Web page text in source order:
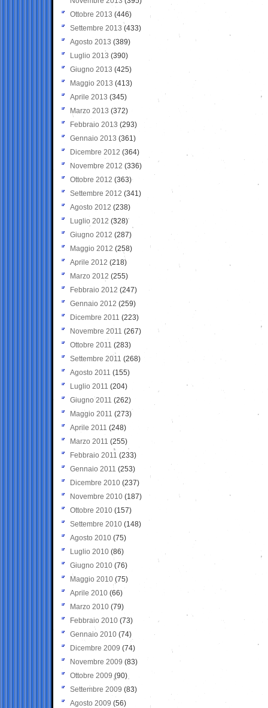
Ottobre 2013 (446)
Settembre 2013 (433)
Agosto 2013 (389)
Luglio 2013 (390)
Giugno 2013 (425)
Maggio 2013 (413)
Aprile 2013 (345)
Marzo 2013 (372)
Febbraio 2013 (293)
Gennaio 2013 (361)
Dicembre 2012 (364)
Novembre 2012 (336)
Ottobre 2012 (363)
Settembre 2012 (341)
Agosto 2012 (238)
Luglio 2012 (328)
Giugno 2012 (287)
Maggio 2012 (258)
Aprile 2012 (218)
Marzo 2012 (255)
Febbraio 2012 (247)
Gennaio 2012 (259)
Dicembre 2011 (223)
Novembre 2011 (267)
Ottobre 2011 (283)
Settembre 2011 (268)
Agosto 2011 (155)
Luglio 2011 (204)
Giugno 2011 (262)
Maggio 2011 (273)
Aprile 2011 (248)
Marzo 2011 (255)
Febbraio 2011 (233)
Gennaio 2011 (253)
Dicembre 2010 (237)
Novembre 2010 (187)
Ottobre 2010 (157)
Settembre 2010 (148)
Agosto 2010 (75)
Luglio 2010 (86)
Giugno 2010 (76)
Maggio 2010 (75)
Aprile 2010 (66)
Marzo 2010 (79)
Febbraio 2010 (73)
Gennaio 2010 (74)
Dicembre 2009 (74)
Novembre 2009 (83)
Ottobre 2009 (90)
Settembre 2009 (83)
Agosto 2009 (56)